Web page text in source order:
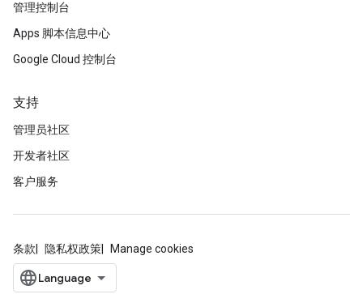
管理控制台
Apps 脚本信息中心
Google Cloud 控制台
支持
管理员社区
开发者社区
客户服务
条款 隐私权政策 Manage cookies